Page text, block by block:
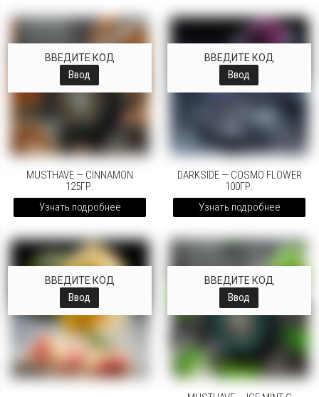
ВВЕДИТЕ КОД
Ввод
MUSTHAVE — CINNAMON
125ГР.
Узнать подробнее
ВВЕДИТЕ КОД
Ввод
DARKSIDE — COSMO FLOWER
100ГР.
Узнать подробнее
ВВЕДИТЕ КОД
Ввод
ВВЕДИТЕ КОД
Ввод